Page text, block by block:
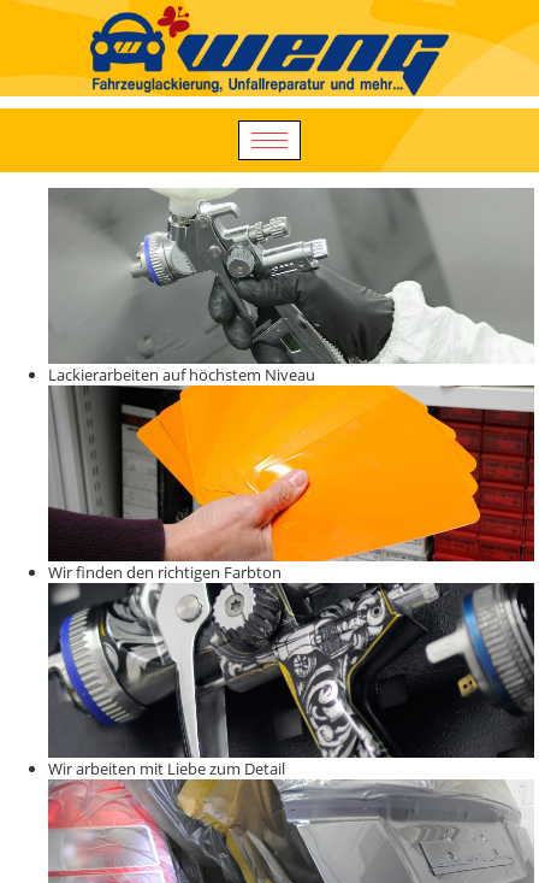
Lackierarbeiten auf höchstem Niveau
Wir finden den richtigen Farbton
Wir arbeiten mit Liebe zum Detail